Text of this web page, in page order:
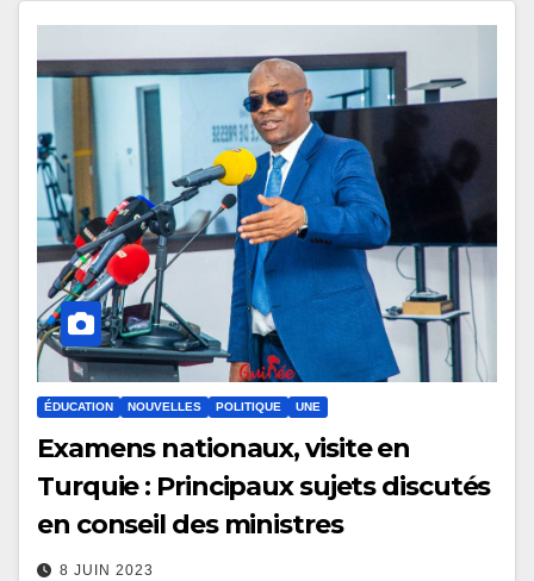
ÉDUCATION NOUVELLES POLITIQUE UNE
Examens nationaux, visite en
Turquie : Principaux sujets discutés
en conseil des ministres
8 JUIN 2023